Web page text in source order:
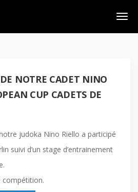
NOTRE CADET NINO
CUP CADETS DE
judoka Nino Riello a participé
suivi d’un stage d’entrainement
compétition.